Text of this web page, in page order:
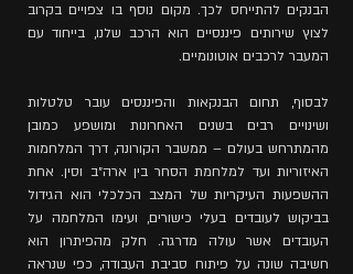
הבנקים להתייחס לכך. מקום נוסף בו צפויים בקרוב
לצוץ שירותים פיננסיים הוא הרכב שלנו, בייחוד עם
המעבר לרכבים אוטונומיים.
לבסוף, תחום הבנקאות והפיננסים עובר טלטלות
ושינויים רבים בשנים האחרונות ומושפע כמובן
מהמתרחש בעולם – ממשבר הקורונה, דרך המלחמות
האיזוריות ועד למלחמת הסחר בין ארה״ב וסין. אחת
ההשפעות העיקריות של המצב הכלכלי הוא הגידול
בביקוש לעובדים בעלי כישורים, ועימו המלחמה על
העובדים אשר עולה מדרגה. חלק מהפיתרון הוא
חשיבה שונה על פיתוח סביבת העבודה, כפי שנראה